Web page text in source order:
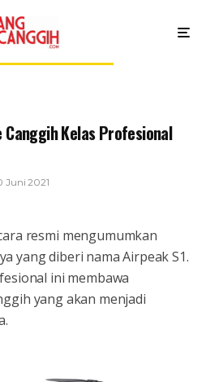
Canggih Kelas Profesional
Juni 2021
resmi mengumumkan
yang diberi nama Airpeak S1.
ini membawa
yang akan menjadi